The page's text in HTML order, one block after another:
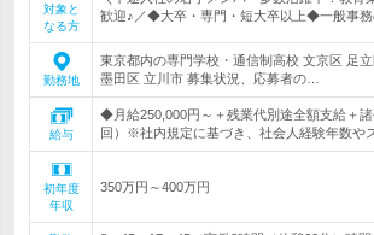
対象と
なる方
歓迎♪／◆大卒・専門・短大卒以上◆一般事務
勤務地
東京都内の専門学校・通信制高校 文京区 足
墨田区 立川市 募集状況、応募者の…
給与
◆月給250,000円～＋残業代別途全額支給＋
回）※社内規定に基づき、社会人経験年数や
初年度
年収
350万円～400万円